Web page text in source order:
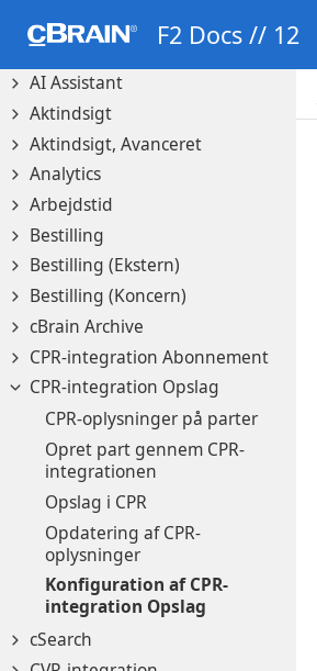
F2 Docs // 12
parter
Administratorgodkendelser
AI Assistant
Aktindsigt
Aktindsigt, Avanceret
Analytics
Arbejdstid
Bestilling
Bestilling (Ekstern)
Bestilling (Koncern)
cBrain Archive
CPR-integration Abonnement
CPR-integration Opslag
CPR-oplysninger på parter
Opret part gennem CPR-
integrationen
Opslag i CPR
Opdatering af CPR-
oplysninger
Konfiguration af CPR-
integration Opslag
cSearch